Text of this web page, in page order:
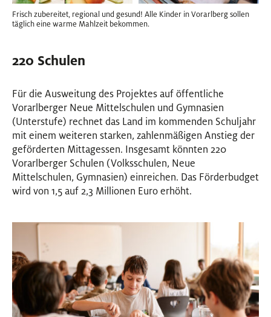
Frisch zubereitet, regional und gesund! Alle Kinder in Vorarlberg sollen
täglich eine warme Mahlzeit bekommen.
220 Schulen
Für die Ausweitung des Projektes auf öffentliche
Vorarlberger Neue Mittelschulen und Gymnasien
(Unterstufe) rechnet das Land im kommenden Schuljahr
mit einem weiteren starken, zahlenmäßigen Anstieg der
geförderten Mittagessen. Insgesamt könnten 220
Vorarlberger Schulen (Volksschulen, Neue
Mittelschulen, Gymnasien) einreichen. Das Förderbudget
wird von 1,5 auf 2,3 Millionen Euro erhöht.